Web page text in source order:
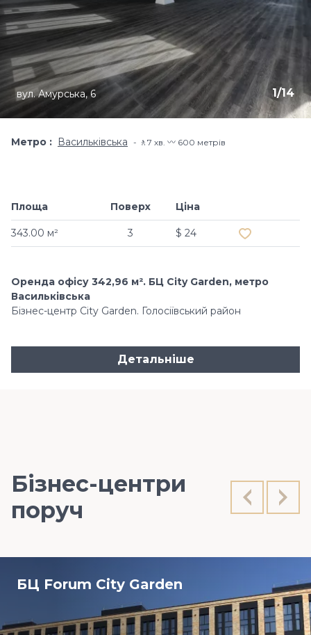
1/14
вул. Амурська, 6
Метро Васильківська 🚶7 хв​. 〰️ 600 метрів
Площа
343.00 м²
Поверх
3
Ціна
$ 24
Оренда офісу 342,96 м². БЦ City Garden, метро
Васильківська
Бізнес-центр City Garden. Голосіївський район
Детальніше
Бізнес-центри
поруч
БЦ Forum City Garden